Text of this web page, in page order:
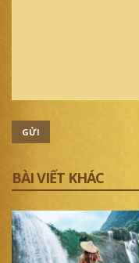
GỬI
BÀI VIẾT KHÁC